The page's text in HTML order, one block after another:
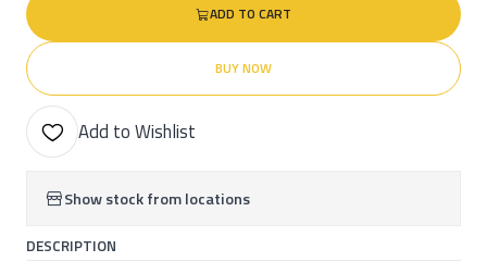
ADD TO CART
BUY NOW
Add to Wishlist
Show stock from locations
DESCRIPTION